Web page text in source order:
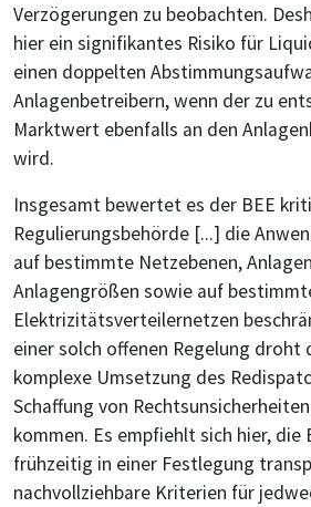
Verzögerungen zu beobachten.
hier ein signifikantes Risiko für
einen doppelten
Anlagenbetreibern, wenn der zu
Marktwert ebenfalls an den
wird.
Insgesamt bewertet es der BEE
Regulierungsbehörde [...] die
auf bestimmte Netzebenen,
Anlagengrößen sowie auf
Elektrizitätsverteilernetzen
einer solch offenen Regelung droht
komplexe Umsetzung des
Schaffung von
kommen. Es empfiehlt sich hier,
frühzeitig in einer Festlegung
nachvollziehbare Kriterien für